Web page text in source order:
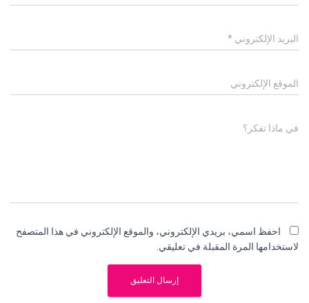
البريد الإلكتروني *
الموقع الإلكتروني
في ماذا تفكر؟
احفظ اسمي، بريدي الإلكتروني، والموقع الإلكتروني في هذا المتصفح
لاستخدامها المرة المقبلة في تعليقي.